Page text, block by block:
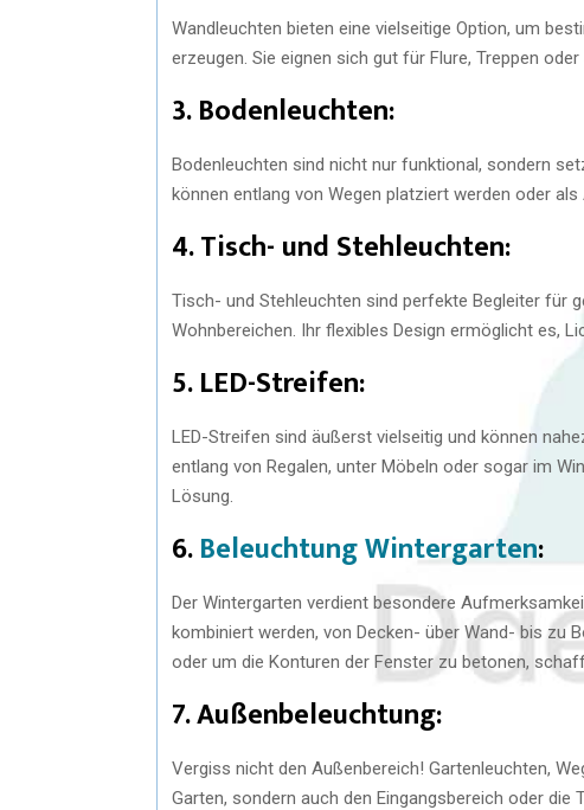
Wandleuchten bieten eine vielseitige Option, um
erzeugen. Sie eignen sich gut für Flure, Treppen
3. Bodenleuchten:
Bodenleuchten sind nicht nur funktional, sondern
können entlang von Wegen platziert werden oder
4. Tisch- und Stehleuchten:
Tisch- und Stehleuchten sind perfekte Begleiter für
Wohnbereichen. Ihr flexibles Design ermöglicht es,
5. LED-Streifen:
LED-Streifen sind äußerst vielseitig und können
entlang von Regalen, unter Möbeln oder sogar im
Lösung.
6.Beleuchtung Wintergarten:
Der Wintergarten verdient besondere
kombiniert werden, von Decken- über Wand- bis zu
oder um die Konturen der Fenster zu betonen,
7. Außenbeleuchtung:
Vergiss nicht den Außenbereich! Gartenleuchten,
Garten, sondern auch den Eingangsbereich oder die